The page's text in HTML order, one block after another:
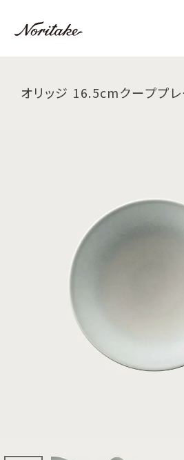
オリッジ 16.5cmクーププ